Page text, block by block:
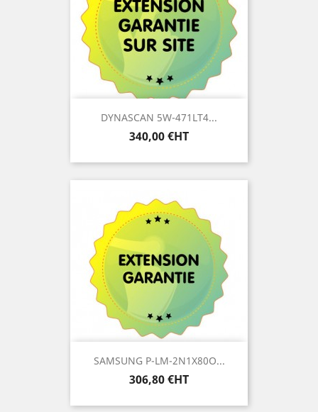
DYNASCAN 5W-471LT4...
Prix
340,00 €HT
SAMSUNG P-LM-2N1X80O...
Prix
306,80 €HT